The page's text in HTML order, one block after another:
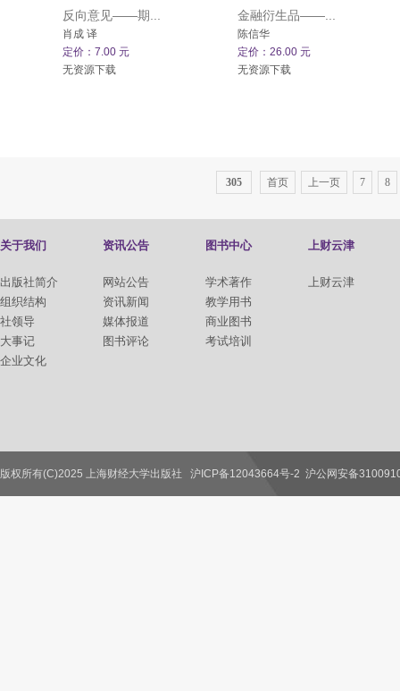
反向意见——期...
肖成 译
定价：7.00 元
无资源下载
金融衍生品——...
陈信华
定价：26.00 元
无资源下载
305 首页 上一页 7 8
关于我们
出版社简介
组织结构
社领导
大事记
企业文化
资讯公告
网站公告
资讯新闻
媒体报道
图书评论
图书中心
学术著作
教学用书
商业图书
考试培训
上财云津
上财云津
联系我们
版权所有(C)2025 上海财经大学出版社 沪ICP备12043664号-2 沪公网安备